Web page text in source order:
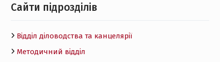
Cайти підрозділів
Відділ діловодства та канцелярії
Методичний відділ